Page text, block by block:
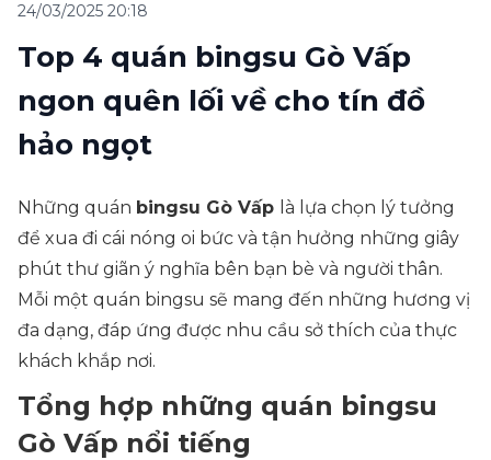
24/03/2025 20:18
Top 4 quán bingsu Gò Vấp
ngon quên lối về cho tín đồ
hảo ngọt
Những quán bingsu Gò Vấp là lựa chọn lý tưởng
để xua đi cái nóng oi bức và tận hưởng những giây
phút thư giãn ý nghĩa bên bạn bè và người thân.
Mỗi một quán bingsu sẽ mang đến những hương vị
đa dạng, đáp ứng được nhu cầu sở thích của thực
khách khắp nơi.
Tổng hợp những quán bingsu
Gò Vấp nổi tiếng